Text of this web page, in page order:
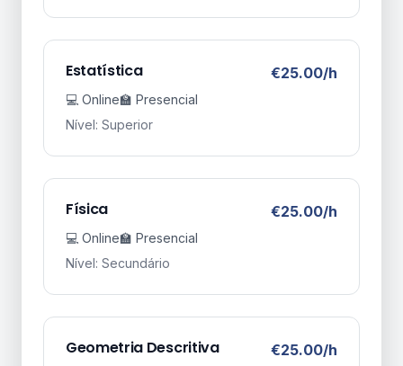
Estatística €25.00/h
💻 Online🏫 Presencial
Nível: Superior
Física €25.00/h
💻 Online🏫 Presencial
Nível: Secundário
Geometria Descritiva €25.00/h